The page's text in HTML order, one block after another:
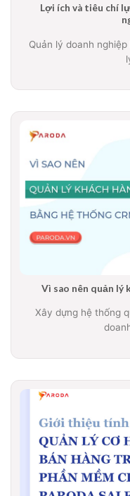
Lợi ích và tiêu chí
Quản lý doanh
Vì sao nên quản lý
Xây dựng hệ thống